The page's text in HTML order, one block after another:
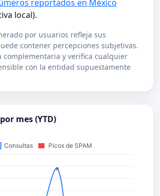
reportados en México
local).
por usuarios refleja sus
contener percepciones subjetivas.
complementaria y verifica cualquier
con la entidad supuestamente
mes (YTD)